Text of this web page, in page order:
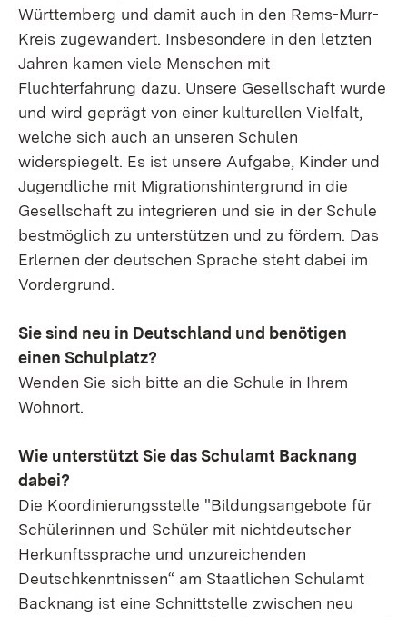
Württemberg und damit auch in den Rems-Murr-
Kreis zugewandert. Insbesondere in den letzten
Jahren kamen viele Menschen mit
Fluchterfahrung dazu. Unsere Gesellschaft wurde
und wird geprägt von einer kulturellen Vielfalt,
welche sich auch an unseren Schulen
widerspiegelt. Es ist unsere Aufgabe, Kinder und
Jugendliche mit Migrationshintergrund in die
Gesellschaft zu integrieren und sie in der Schule
bestmöglich zu unterstützen und zu fördern. Das
Erlernen der deutschen Sprache steht dabei im
Vordergrund.
Sie sind neu in Deutschland und benötigen
einen Schulplatz?
Wenden Sie sich bitte an die Schule in Ihrem
Wohnort.
Wie unterstützt Sie das Schulamt Backnang
dabei?
Die Koordinierungsstelle "Bildungsangebote für
Schülerinnen und Schüler mit nichtdeutscher
Herkunftssprache und unzureichenden
Deutschkenntnissen“ am Staatlichen Schulamt
Backnang ist eine Schnittstelle zwischen neu